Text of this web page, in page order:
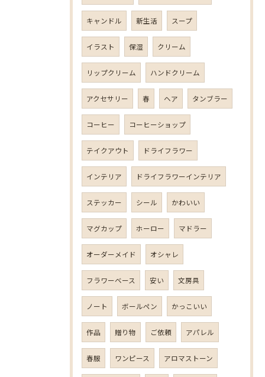
キャンドル 新生活 スープ
イラスト 保湿 クリーム
リップクリーム ハンドクリーム
アクセサリー 春 ヘア タンブラー
コーヒー コーヒーショップ
テイクアウト ドライフラワー
インテリア ドライフラワーインテリア
ステッカー シール かわいい
マグカップ ホーロー マドラー
オーダーメイド オシャレ
フラワーベース 安い 文房具
ノート ボールペン かっこいい
作品 贈り物 ご依頼 アパレル
春服 ワンピース アロマストーン